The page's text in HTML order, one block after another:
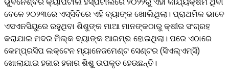
ବେଳେ ୨୦୨୩ରେ ଏସ୍‌ସିବିରେ ଏହି ବ୍ୟାଙ୍କ ଖୋଲିଥିଲା। ପ୍ରାଥମିକ ଭାବେ
ଏସଏନସିୟୁରେ ରହୁଥିବା ଶିଶୁଙ୍କ ମାଆ ମାନଙ୍କଠାରୁ କ୍ଷୀର ସଂଗ୍ରହ
କରାଯାଇ ମଦର ମିଲ୍କ ବ୍ୟାଙ୍କ ଆରମ୍ଭ ହୋଇଥିଲା। ପରେ ଏଠାରେ
କ‌େମ୍ପ୍ରସିପ ଲକ୍ଟେନ ମ୍ୟାନେଜମେଣ୍ଟ ସେଣ୍ଟର (ସିଏଲ୍‌ଏମ୍‌ସି)
ଖୋଲାଯାଇ ହଜାର ହଜାର ଶିଶୁ ଉପକୃତ ହେଉଛନ୍ତି।